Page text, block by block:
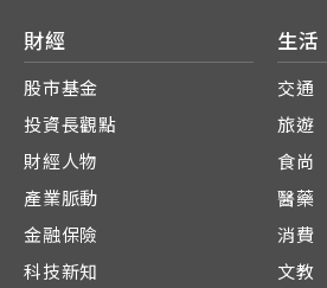
是台灣人收藏首選。
拍賣於中午結束，限量法拉利「馬
拍出，BUGATTI山豬王Chiron
財經
股市基金
投資長觀點
財經人物
產業脈動
金融保險
科技新知
生活
交通
旅遊
食尚
醫藥
消費
文教